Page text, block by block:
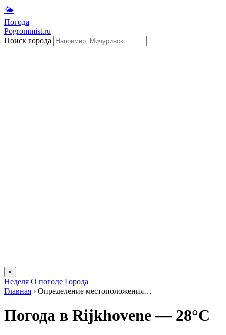
🌤
Погода
Pogrommist.ru
Поиск города
×
Неделя О погоде Города
Главная › Определение местоположения…
Погода в Rijkhovenе — 28°C